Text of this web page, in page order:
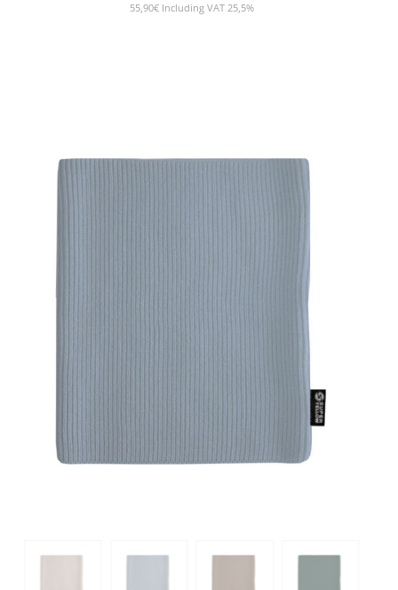
55,90€ Including VAT 25,5%